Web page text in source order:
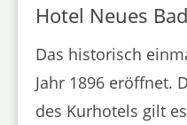
Hotel Neues
Das historisch
Jahr 1896 eröffnet.
des Kurhotels gilt